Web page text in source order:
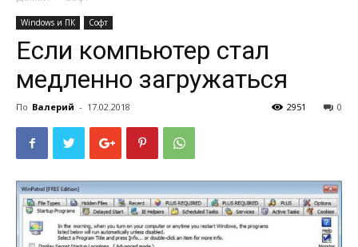
сам
Windows и ПК Софт
Если компьютер стал
медленно загружаться
По Валерий - 17.02.2018 0
2951